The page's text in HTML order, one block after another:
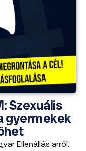
Szexuális
gyermekek
Ellenállás arról,